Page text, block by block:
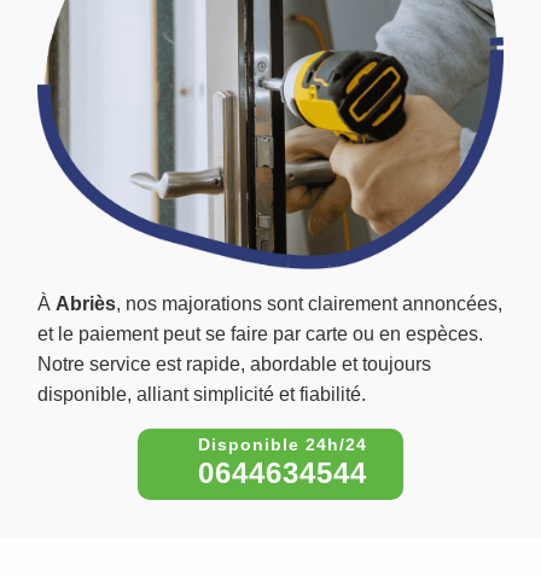
À Abriès, nos majorations sont clairement annoncées,
et le paiement peut se faire par carte ou en espèces.
Notre service est rapide, abordable et toujours
disponible, alliant simplicité et fiabilité.
0644634544